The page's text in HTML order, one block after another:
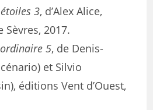
3, d’Alex Alice,
Sèvres, 2017.
5, de Denis-
et Silvio
éditions Vent d’Ouest,